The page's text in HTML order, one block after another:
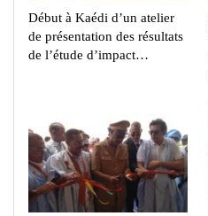
Début à Kaédi d’un atelier
de présentation des résultats
de l’étude d’impact…